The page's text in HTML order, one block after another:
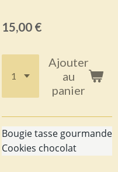
15,00 €
Ajouter
au
panier
Bougie tasse gourmande
Cookies chocolat